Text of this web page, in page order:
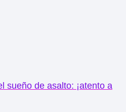
sueño de asalto: ¡atento a